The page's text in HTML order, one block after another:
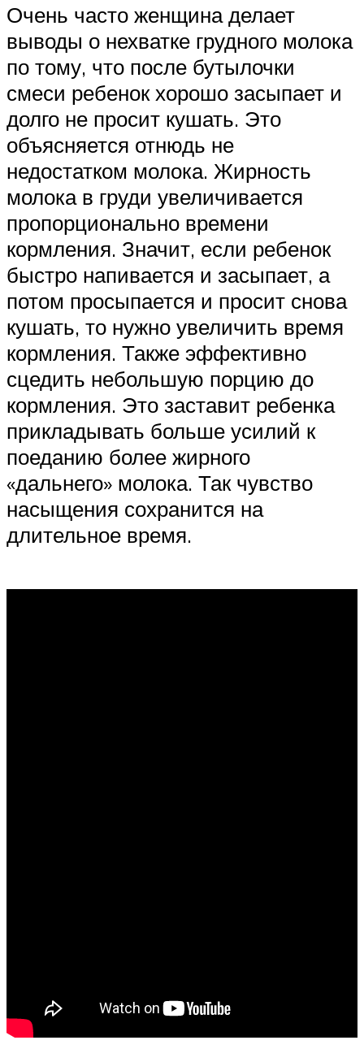
Очень часто женщина делает
выводы о нехватке грудного молока
по тому, что после бутылочки
смеси ребенок хорошо засыпает и
долго не просит кушать. Это
объясняется отнюдь не
недостатком молока. Жирность
молока в груди увеличивается
пропорционально времени
кормления. Значит, если ребенок
быстро напивается и засыпает, а
потом просыпается и просит снова
кушать, то нужно увеличить время
кормления. Также эффективно
сцедить небольшую порцию до
кормления. Это заставит ребенка
прикладывать больше усилий к
поеданию более жирного
«дальнего» молока. Так чувство
насыщения сохранится на
длительное время.